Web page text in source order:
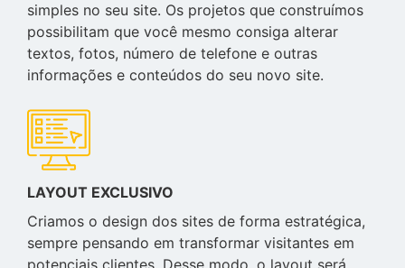
simples no seu site. Os projetos que construímos
possibilitam que você mesmo consiga alterar
textos, fotos, número de telefone e outras
informações e conteúdos do seu novo site.
LAYOUT EXCLUSIVO
Criamos o design dos sites de forma estratégica,
sempre pensando em transformar visitantes em